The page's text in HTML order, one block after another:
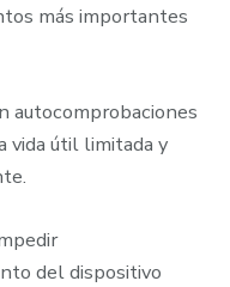
más importantes
autocomprobaciones
vida útil limitada y
del dispositivo